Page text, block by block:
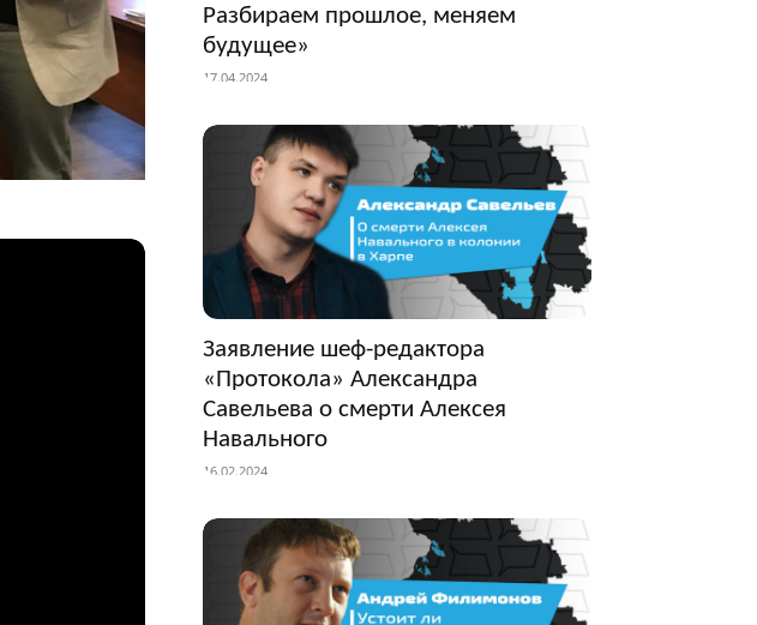
Разбираем прошлое, меняем
будущее»
17.04.2024
Заявление шеф-редактора
«Протокола» Александра
Савельева о смерти Алексея
Навального
16.02.2024